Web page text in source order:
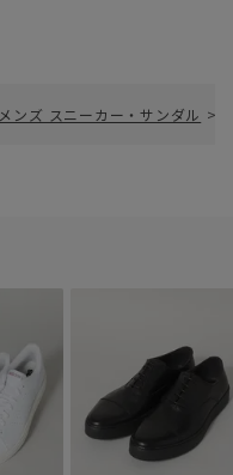
メンズ スニーカー・サンダル >